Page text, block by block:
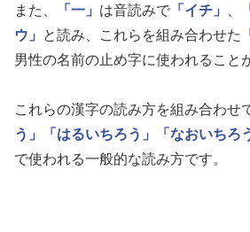
また、 「一」 は音読みで 「イチ」
ウ」
と読み、これらを組み合わせた
男性の名前の止め字に使われること
これらの漢字の読み方を組み合わせ
う」
「はるいちろう」 「なおいちろ
で使われる一般的な読み方です。